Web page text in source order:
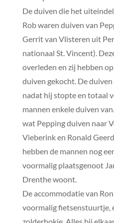
De duiven die het
Rob waren duiven van
Gerrit van Vlisteren uit
nationaal St. Vincent).
overleden en zij hebben
duiven gekocht. De
nadat hij stopte en totaal
mannen enkele duiven
wat Pepping duiven naar
Vieberink en Ronald
hebben de mannen nog
voormalig plaatsgenoot
Drenthe woont.
De accommodatie van
voormalig fietsenstuurtje,